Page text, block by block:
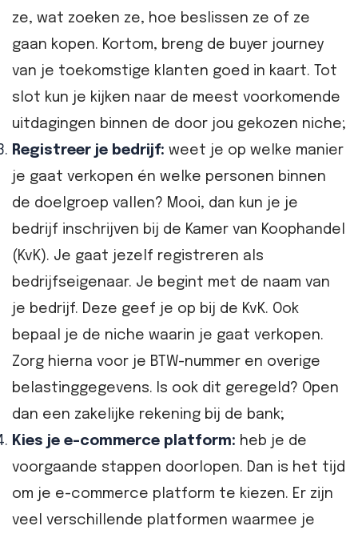
ze, wat zoeken ze, hoe beslissen ze of ze
gaan kopen. Kortom, breng de buyer journey
van je toekomstige klanten goed in kaart. Tot
slot kun je kijken naar de meest voorkomende
uitdagingen binnen de door jou gekozen niche;
Registreer je bedrijf: weet je op welke manier
je gaat verkopen én welke personen binnen
de doelgroep vallen? Mooi, dan kun je je
bedrijf inschrijven bij de Kamer van Koophandel
(KvK). Je gaat jezelf registreren als
bedrijfseigenaar. Je begint met de naam van
je bedrijf. Deze geef je op bij de KvK. Ook
bepaal je de niche waarin je gaat verkopen.
Zorg hierna voor je BTW-nummer en overige
belastinggegevens. Is ook dit geregeld? Open
dan een zakelijke rekening bij de bank;
Kies je e-commerce platform: heb je de
voorgaande stappen doorlopen. Dan is het tijd
om je e-commerce platform te kiezen. Er zijn
veel verschillende platformen waarmee je